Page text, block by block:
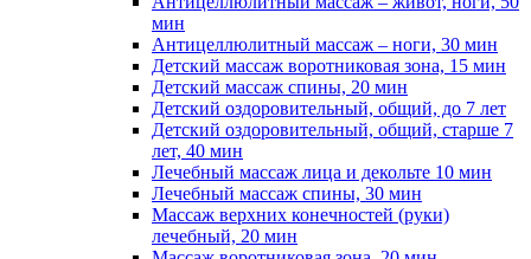
мин
Антицеллюлитный массаж – ноги, 30 мин
Детский массаж воротниковая зона, 15 мин
Детский массаж спины, 20 мин
Детский оздоровительный, общий, до 7 лет
Детский оздоровительный, общий, старше 7
лет, 40 мин
Лечебный массаж лица и декольте 10 мин
Лечебный массаж спины, 30 мин
Массаж верхних конечностей (руки)
лечебный, 20 мин